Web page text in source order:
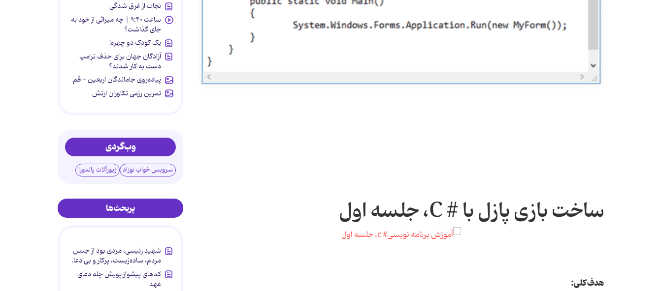
ساخت بازی پازل با # C، جلسه اول
هدف کلی:
نجات از غرق شدگی
ساعت ۹:۴۰ | چه میراثی از خود به
جای گذاشت؟
یک کودک دو چهره!
آزادگان جهان برای حذف ترامپ
دست به کار شدند؟
پیاده‌روی جاماندگان اربعین - قم
تمرین رزمی تکاوران ارتش
وب‌گردی
سرویس خواب نوزاد زیورآلات پاندورا
پربحث‌ها
شهید رئیسی، مردی بود از جنس
مردم، ساده‌زیست، پرکار و بی‌ادعا.
کدهای پیشواز پویش چله دعای
عهد